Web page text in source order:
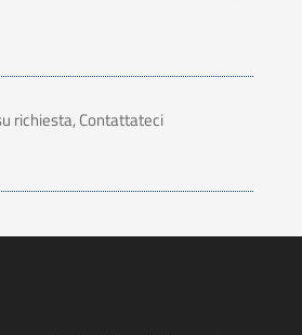
richiesta, Contattateci